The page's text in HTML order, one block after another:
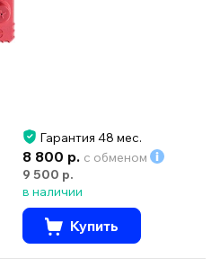
Гарантия 48 мес.
8 800 р. с обменом
9 500 р.
в наличии
Купить